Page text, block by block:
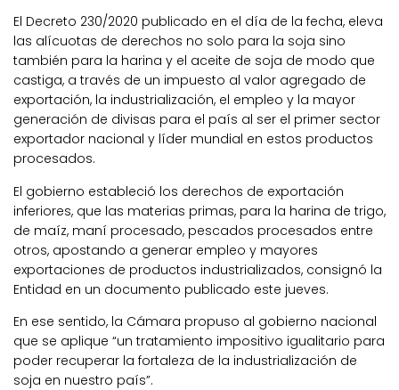
El Decreto 230/2020 publicado en el día de la fecha, eleva
las alícuotas de derechos no solo para la soja sino
también para la harina y el aceite de soja de modo que
castiga, a través de un impuesto al valor agregado de
exportación, la industrialización, el empleo y la mayor
generación de divisas para el país al ser el primer sector
exportador nacional y líder mundial en estos productos
procesados.
El gobierno estableció los derechos de exportación
inferiores, que las materias primas, para la harina de trigo,
de maíz, maní procesado, pescados procesados entre
otros, apostando a generar empleo y mayores
exportaciones de productos industrializados, consignó la
Entidad en un documento publicado este jueves.
En ese sentido, la Cámara propuso al gobierno nacional
que se aplique “un tratamiento impositivo igualitario para
poder recuperar la fortaleza de la industrialización de
soja en nuestro país”.